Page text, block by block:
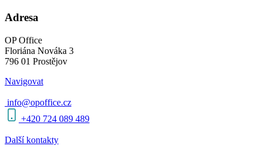
Adresa
OP Office
Floriána Nováka 3
796 01 Prostějov
Navigovat
info@opoffice.cz
+420 724 089 489
Další kontakty